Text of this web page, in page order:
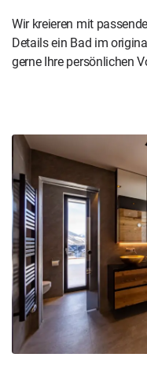
Wir kreieren mit
Details ein Bad im
gerne Ihre persönlichen